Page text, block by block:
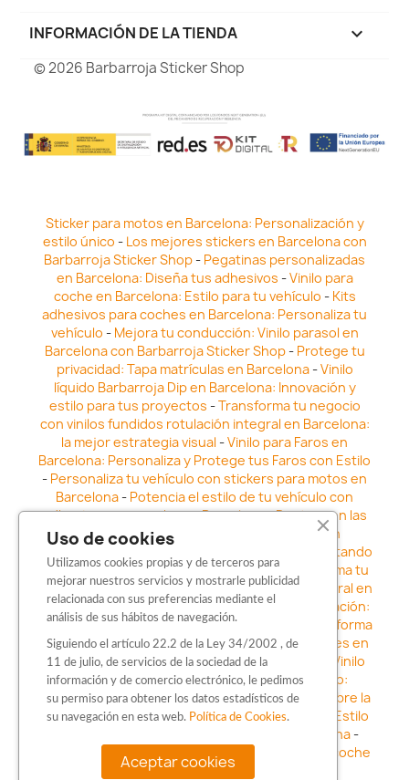
INFORMACIÓN DE LA TIENDA keyboard_arrow_down
© 2026 Barbarroja Sticker Shop
Sticker para motos en Barcelona: Personalización y
estilo único - Los mejores stickers en Barcelona con
Barbarroja Sticker Shop- Pegatinas personalizadas
en Barcelona: Diseña tus adhesivos -Vinilo para
coche en Barcelona: Estilo para tu vehículo - Kits
adhesivos para coches en Barcelona: Personaliza tu
vehículo - Mejora tu conducción: Vinilo parasol en
Barcelona con Barbarroja Sticker Shop- Protege tu
privacidad: Tapa matrículas en Barcelona-Vinilo
líquido Barbarroja Dip en Barcelona: Innovación y
estilo para tus proyectos -Transforma tu negocio
con vinilos fundidos rotulación integral en Barcelona:
la mejor estrategia visual -Vinilo para Faros en
Barcelona: Personaliza y Protege tus Faros con Estilo
- Personaliza tu vehículo con stickers para motos en
Barcelona- Potencia el estilo de tu vehículo con
adhesivos para coche en Barcelona-Destaca en las
calles: Los Mejores stickers para coches en
Vinilo para faros en Barcelona: Resaltando
la Estética y Seguridad del Automóvil- Transforma tu
vehículo con los vinilos fundidos rotulación integral en
Barcelona-Explora la Innovación en Personalización:
Vinilo líquido barbarroja dip en Barcelona
Transforma
tu vehículo con estilo: Kits adhesivos para coches en
Barcelona-Personaliza tu vehículo con estilo: Vinilo
para coche en Barcelona-Destaca con Estilo:
Pegatinas personalizadas en Barcelona -Descubre la
distinción: Los Mejores stickers en Barcelona
Estilo
en movimiento: Sticker para motos en Barcelona-
Personalización sobre ruedas: Adhesivos para coche
en Barcelona
Uso de cookies
Utilizamos cookies propias y de terceros para
mejorar nuestros servicios y mostrarle publicidad
relacionada con sus preferencias mediante el
análisis de sus hábitos de navegación.
Siguiendo el artículo 22.2 de la Ley 34/2002 , de
11 de julio, de servicios de la sociedad de la
información y de comercio electrónico, le pedimos
su permiso para obtener los datos estadísticos de
su navegación en esta web. Política de Cookies.
Aceptar cookies